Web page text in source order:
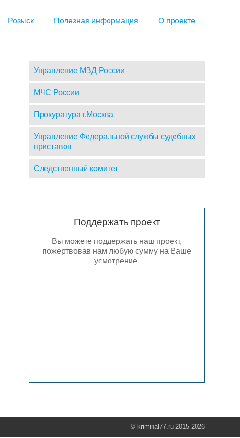
Розыск Полезная информация О проекте
Управление МВД России
МЧС России
Прокуратура г.Москва
Управление Федеральной службы судебных
приставов
Следственный комитет
Поддержать проект
Вы можете поддержать наш проект,
пожертвовав нам любую сумму на Ваше
усмотрение.
© kriminal77.ru 2015-2026